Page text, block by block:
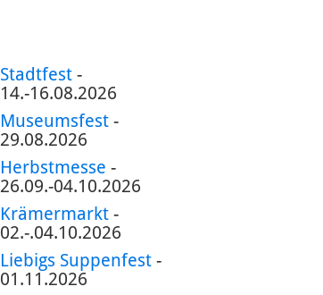
Stadtfest-
14.-16.08.2026
Museumsfest-
29.08.2026
Herbstmesse -
26.09.-04.10.2026
Krämermarkt-
02.-.04.10.2026
Liebigs Suppenfest-
01.11.2026